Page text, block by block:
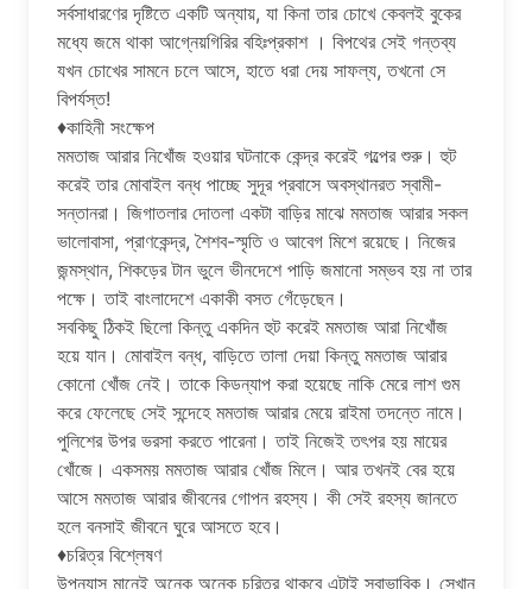
সর্বসাধারণের দৃষ্টিতে একটি অন্যায়, যা কিনা তার চোখে কেবলই বুকের
মধ্যে জমে থাকা আগ্নেয়গিরির বহিঃপ্রকাশ । বিপথের সেই গন্তব্য
যখন চোখের সামনে চলে আসে, হাতে ধরা দেয় সাফল্য, তখনো সে
বিপর্যস্ত!
♦কাহিনী সংক্ষেপ
মমতাজ আরার নিখোঁজ হওয়ার ঘটনাকে কেন্দ্র করেই গল্পের শুরু। হুট
করেই তার মোবাইল বন্ধ পাচ্ছে সুদূর প্রবাসে অবস্থানরত স্বামী-
সন্তানরা। জিগাতলার দোতলা একটা বাড়ির মাঝে মমতাজ আরার সকল
ভালোবাসা, প্রাণকেন্দ্র, শৈশব-স্মৃতি ও আবেগ মিশে রয়েছে। নিজের
জন্মস্থান, শিকড়ের টান ভুলে ভীনদেশে পাড়ি জমানো সম্ভব হয় না তার
পক্ষে। তাই বাংলাদেশে একাকী বসত গেঁড়েছেন।
সবকিছু ঠিকই ছিলো কিন্তু একদিন হুট করেই মমতাজ আরা নিখোঁজ
হয়ে যান। মোবাইল বন্ধ, বাড়িতে তালা দেয়া কিন্তু মমতাজ আরার
কোনো খোঁজ নেই। তাকে কিডন্যাপ করা হয়েছে নাকি মেরে লাশ গুম
করে ফেলেছে সেই সন্দেহে মমতাজ আরার মেয়ে রাইমা তদন্তে নামে।
পুলিশের উপর ভরসা করতে পারেনা। তাই নিজেই তৎপর হয় মায়ের
খোঁজে। একসময় মমতাজ আরার খোঁজ মিলে। আর তখনই বের হয়ে
আসে মমতাজ আরার জীবনের গোপন রহস্য। কী সেই রহস্য জানতে
হলে বনসাই জীবনে ঘুরে আসতে হবে।
♦️চরিত্র বিশ্লেষণ
উপন্যাস মানেই অনেক অনেক চরিত্র থাকবে এটাই স্বাভাবিক। সেখান